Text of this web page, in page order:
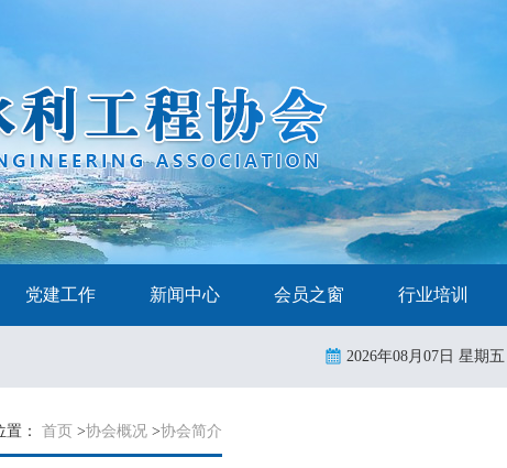
党建工作 新闻中心 会员之窗 行业培训
2026年08月07日 星期五
置： 首页 >协会概况 >协会简介